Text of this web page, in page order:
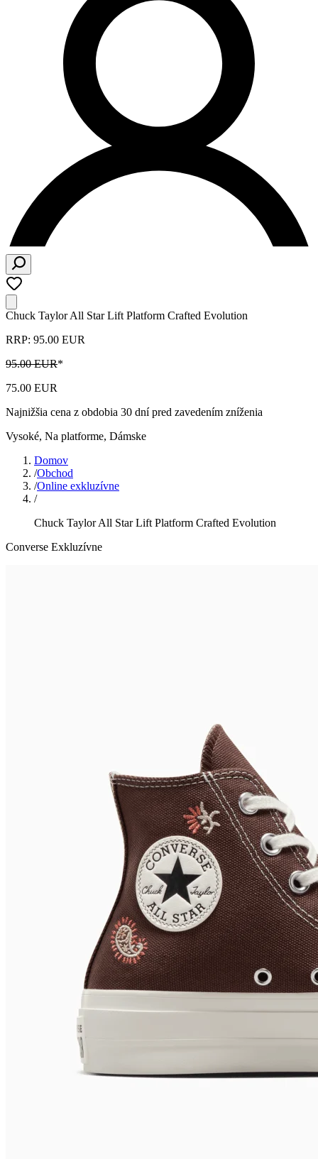
Chuck Taylor All Star Lift Platform Crafted Evolution
RRP: 95.00 EUR
95.00 EUR*
75.00 EUR
Najnižšia cena z obdobia 30 dní pred zavedením zníženia
Vysoké, Na platforme, Dámske
Domov
/Obchod
/Online exkluzívne
/
Chuck Taylor All Star Lift Platform Crafted Evolution
Converse Exkluzívne